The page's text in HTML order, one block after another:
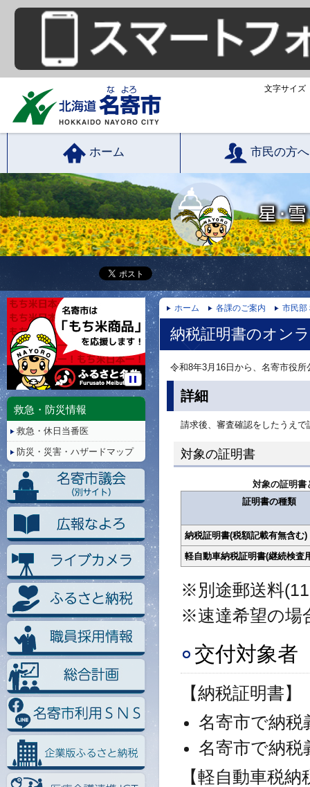
文字サイズ
ホーム 市民の方へ
ホーム 各課のご案内 市民部
納税証明書のオン
令和8年3月16日から、名寄市役
詳細
請求後、審査確認をしたうえ
対象の証明書
対象の証明書
証明書の種類
納税証明書(税額記載有無含む)
軽自動車納税証明書(継続検査
※別途郵送料
※速達希望の場
交付対象者
【納税証明書】
名寄市で納税
名寄市で納税
【軽自動車税
停
救急・防災情報
救急・休日当番医
防災・災害・ハザードマップ